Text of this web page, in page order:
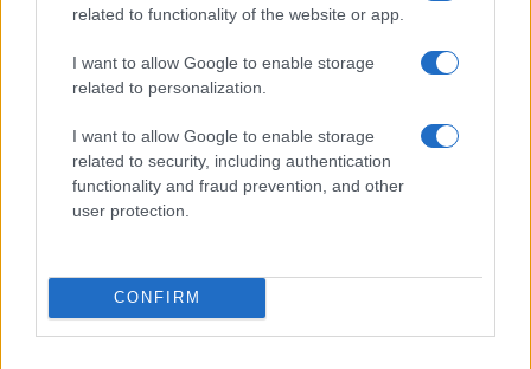
related to functionality of the website or app.
I want to allow Google to enable storage
related to personalization.
I want to allow Google to enable storage
related to security, including authentication
functionality and fraud prevention, and other
user protection.
CONFIRM
NECROLOGIE